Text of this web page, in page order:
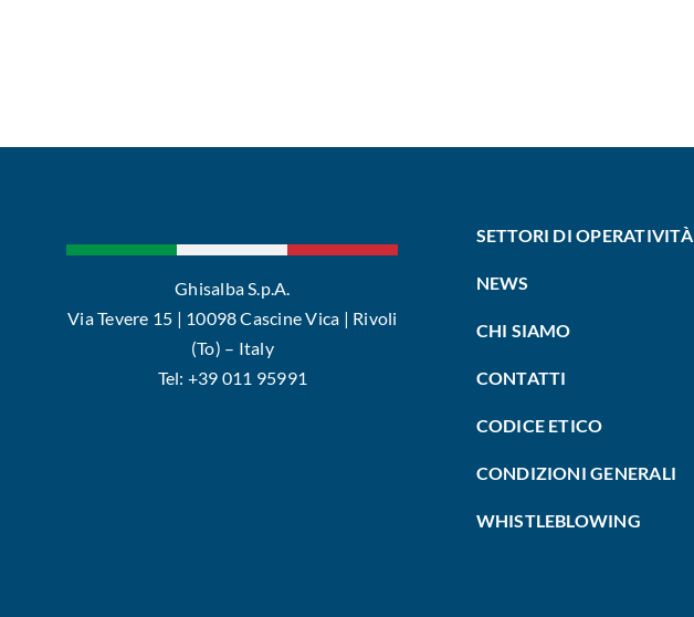
Ghisalba S.p.A.
Via Tevere 15 | 10098 Cascine Vica | Rivoli
(To) – Italy
Tel: +39 011 95991
SETTORI DI OPERATIVITÀ
NEWS
CHI SIAMO
CONTATTI
CODICE ETICO
CONDIZIONI GENERALI
WHISTLEBLOWING